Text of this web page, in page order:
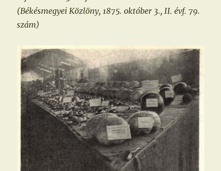
(Békésmegyei Közlöny, 1875. október 3., II. évf. 79.
szám)